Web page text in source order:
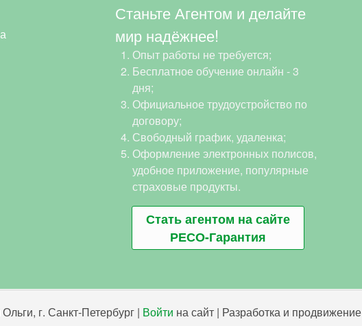
Станьте Агентом и делайте
мир надёжнее!
Опыт работы не требуется;
Бесплатное обучение онлайн - 3
дня;
Официальное трудоустройство по
договору;
Свободный график, удаленка;
Оформление электронных полисов,
удобное приложение, популярные
страховые продукты.
Стать агентом на сайте
РЕСО-Гарантия
г. Санкт-Петербург | Войти на сайт | Разработка и продвижение